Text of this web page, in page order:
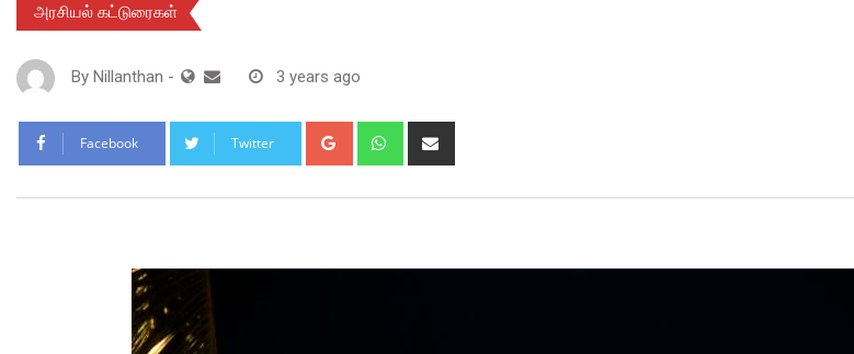
அரசியல் கட்டுரைகள்
By Nillanthan - 3 years ago
Facebook Twitter Google+ Whatsapp